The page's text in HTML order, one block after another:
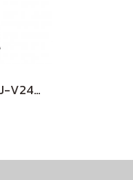
ALINCO ซองกระดุม DJ-V245 แบบหนา